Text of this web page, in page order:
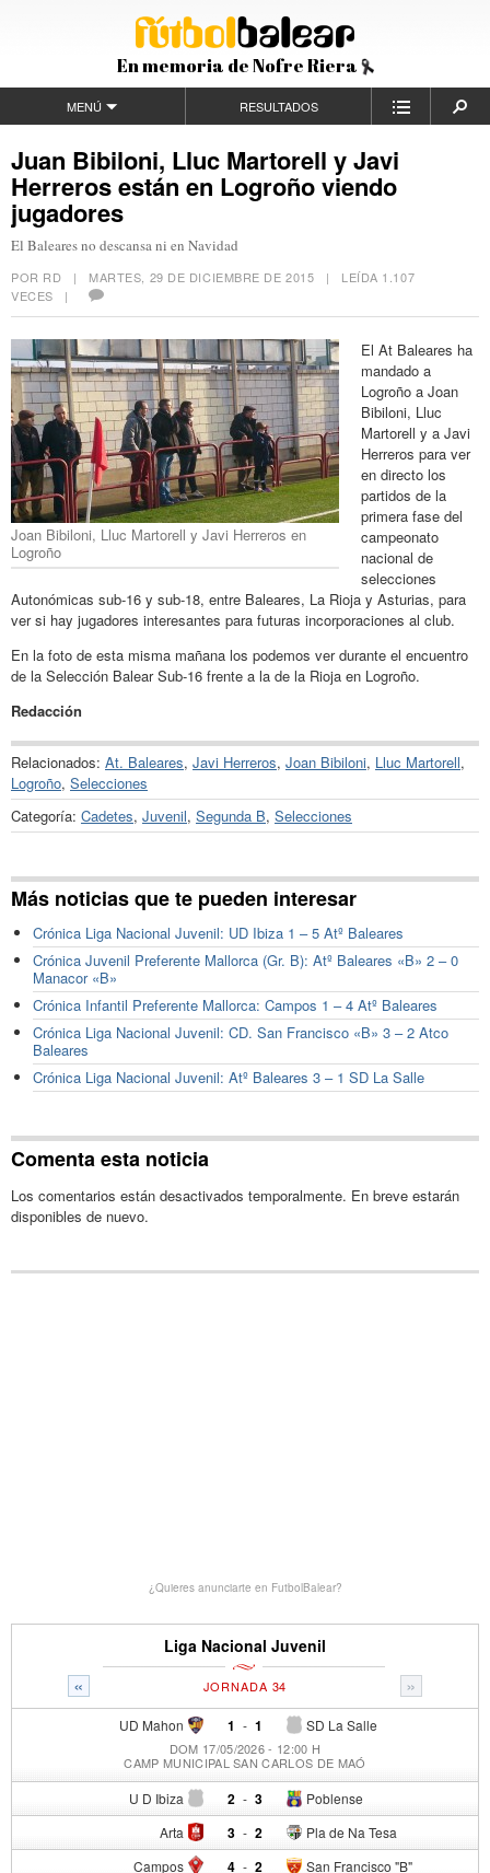
En memoria de Nofre Riera
MENÚ RESULTADOS
Juan Bibiloni, Lluc Martorell y Javi
Herreros están en Logroño viendo
jugadores
El Baleares no descansa ni en Navidad
POR RD | MARTES, 29 DE DICIEMBRE DE 2015 | LEÍDA 1.107
VECES |
Joan Bibiloni, Lluc Martorell y Javi Herreros en
Logroño
El At Baleares ha
mandado a
Logroño a Joan
Bibiloni, Lluc
Martorell y a Javi
Herreros para ver
en directo los
partidos de la
primera fase del
campeonato
nacional de
selecciones
Autonómicas sub-16 y sub-18, entre Baleares, La Rioja y Asturias, para
ver si hay jugadores interesantes para futuras incorporaciones al club.
En la foto de esta misma mañana los podemos ver durante el encuentro
de la Selección Balear Sub-16 frente a la de la Rioja en Logroño.
Redacción
Relacionados: At. Baleares, Javi Herreros, Joan Bibiloni, Lluc Martorell,
Logroño, Selecciones
Categoría: Cadetes, Juvenil, Segunda B, Selecciones
Más noticias que te pueden interesar
Crónica Liga Nacional Juvenil: UD Ibiza 1 – 5 Atº Baleares
Crónica Juvenil Preferente Mallorca (Gr. B): Atº Baleares «B» 2 – 0
Manacor «B»
Crónica Infantil Preferente Mallorca: Campos 1 – 4 Atº Baleares
Crónica Liga Nacional Juvenil: CD. San Francisco «B» 3 – 2 Atco
Baleares
Crónica Liga Nacional Juvenil: Atº Baleares 3 – 1 SD La Salle
Comenta esta noticia
Los comentarios están desactivados temporalmente. En breve estarán
disponibles de nuevo.
¿Quieres anunciarte en FutbolBalear?
Liga Nacional Juvenil
« »
JORNADA 34
UD Mahon 1 - SD La Salle
1
DOM 17/05/2026 - 12:00 H
CAMP MUNICIPAL SAN CARLOS DE MAÓ
U D Ibiza 2 - Poblense
3
Arta 3 - Pla de Na Tesa
2
Campos 4 - San Francisco "B"
2